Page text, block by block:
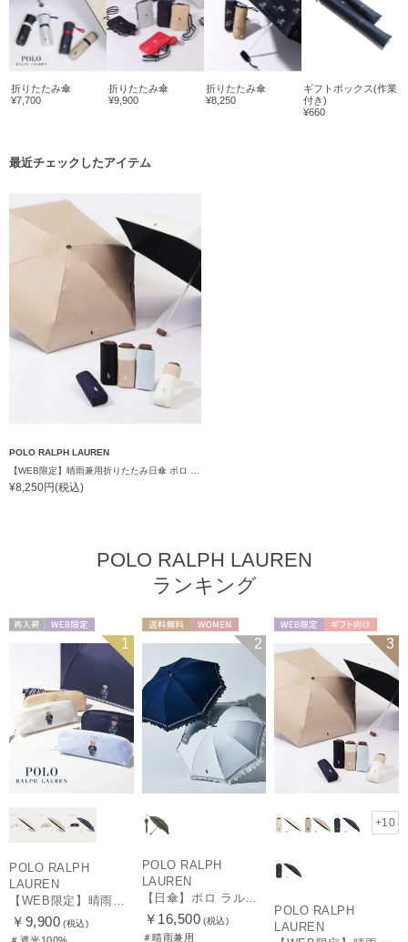
折りたたみ傘
¥7,700
折りたたみ傘
¥9,900
折りたたみ傘
¥8,250
ギフトボックス(作業
付き)
¥660
最近チェックしたアイテム
POLO RALPH LAUREN
¥8,250円(税込)
POLO RALPH LAUREN
ランキング
1
POLO RALPH
LAUREN
￥9,900 (税込)
＃遮光100%
2
POLO RALPH
LAUREN
￥16,500 (税込)
＃晴雨兼用
ギフト向け
UNISEX
3
+10
POLO RALPH
LAUREN